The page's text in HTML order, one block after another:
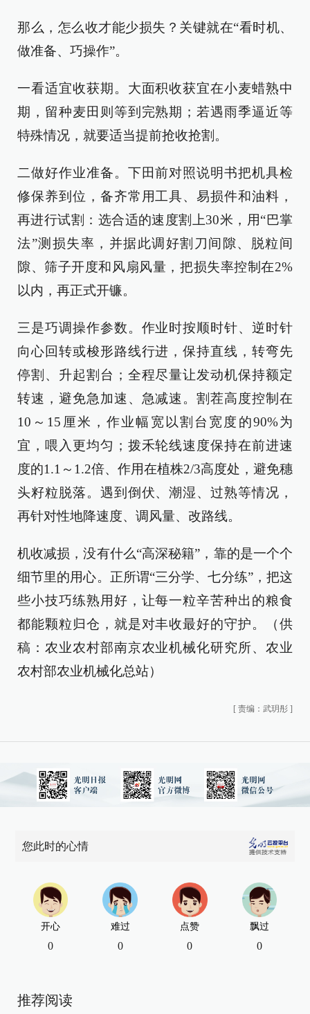
那么，怎么收才能少损失？关键就在“看时机、
做准备、巧操作”。
一看适宜收获期。大面积收获宜在小麦蜡熟中
期，留种麦田则等到完熟期；若遇雨季逼近等
特殊情况，就要适当提前抢收抢割。
二做好作业准备。下田前对照说明书把机具检
修保养到位，备齐常用工具、易损件和油料，
再进行试割：选合适的速度割上30米，用“巴掌
法”测损失率，并据此调好割刀间隙、脱粒间
隙、筛子开度和风扇风量，把损失率控制在2%
以内，再正式开镰。
三是巧调操作参数。作业时按顺时针、逆时针
向心回转或梭形路线行进，保持直线，转弯先
停割、升起割台；全程尽量让发动机保持额定
转速，避免急加速、急减速。割茬高度控制在
10～15厘米，作业幅宽以割台宽度的90%为
宜，喂入更均匀；拨禾轮线速度保持在前进速
度的1.1～1.2倍、作用在植株2/3高度处，避免穗
头籽粒脱落。遇到倒伏、潮湿、过熟等情况，
再针对性地降速度、调风量、改路线。
机收减损，没有什么“高深秘籍”，靠的是一个个
细节里的用心。正所谓“三分学、七分练”，把这
些小技巧练熟用好，让每一粒辛苦种出的粮食
都能颗粒归仓，就是对丰收最好的守护。（供
稿：农业农村部南京农业机械化研究所、农业
农村部农业机械化总站）
[ 责编：武玥彤 ]
您此时的心情
开心
0
难过
0
点赞
0
飘过
0
推荐阅读